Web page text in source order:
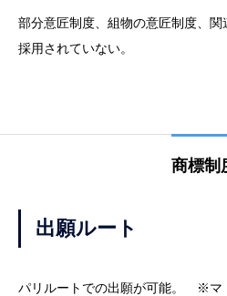
部分意匠制度、組物の意匠制度、
採用されていない。
商標制
出願ルート
パリルートでの出願が可能。 ※マ